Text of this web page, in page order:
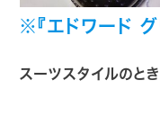
※『エドワード
スーツスタイルのとき